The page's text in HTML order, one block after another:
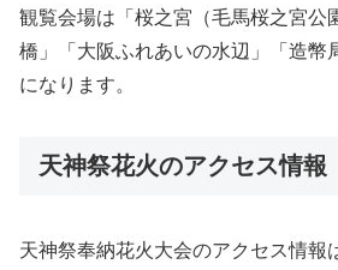
観覧会場は「桜之宮（毛馬桜之宮公
橋」「大阪ふれあいの水辺」「造幣
になります。
天神祭花火のアクセス情報
天神祭奉納花火大会のアクセス情報